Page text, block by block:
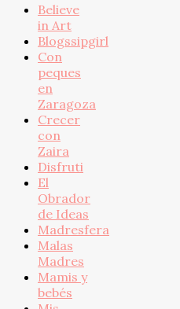
Believe
in Art
Blogssipgirl
Con
peques
en
Zaragoza
Crecer
con
Zaira
Disfruti
El
Obrador
de Ideas
Madresfera
Malas
Madres
Mamis y
bebés